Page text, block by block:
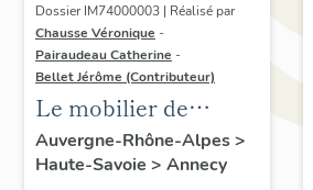
Dossier IM74000003 | Réalisé par
Chausse Véronique -
Pairaudeau Catherine -
Bellet Jérôme (Contributeur)
Le mobilier de
l'église paroissiale
Saint-François
Auvergne-Rhône-Alpes>
Haute-Savoie > Annecy